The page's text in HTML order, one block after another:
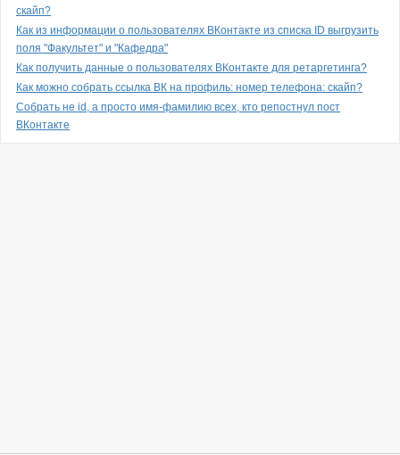
скайп?
Как из информации о пользователях ВКонтакте из списка ID выгрузить
поля "Факультет" и "Кафедра"
Как получить данные о пользователях ВКонтакте для ретаргетинга?
Как можно собрать ссылка ВК на профиль: номер телефона: скайп?
Собрать не id, а просто имя-фамилию всех, кто репостнул пост
ВКонтакте